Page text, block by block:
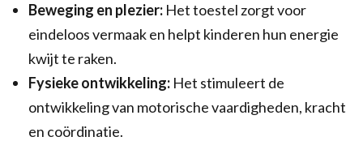
Beweging en plezier: Het toestel zorgt voor
eindeloos vermaak en helpt kinderen hun energie
kwijt te raken.
Fysieke ontwikkeling: Het stimuleert de
ontwikkeling van motorische vaardigheden, kracht
en coördinatie.